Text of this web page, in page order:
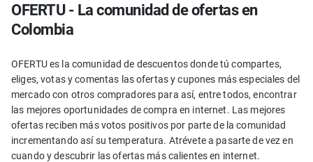
OFERTU - La comunidad de ofertas en
Colombia
OFERTU es la comunidad de descuentos donde tú compartes,
eliges, votas y comentas las ofertas y cupones más especiales del
mercado con otros compradores para así, entre todos, encontrar
las mejores oportunidades de compra en internet. Las mejores
ofertas reciben más votos positivos por parte de la comunidad
incrementando así su temperatura. Atrévete a pasarte de vez en
cuando y descubrir las ofertas más calientes en internet.